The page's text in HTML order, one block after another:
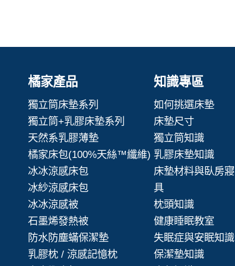
橘家產品
獨立筒床墊系列
獨立筒+乳膠床墊系列
天然系乳膠薄墊
橘家床包(100%天絲™纖維)
冰冰涼感床包
冰紗涼感床包
冰冰涼感被
石墨烯發熱被
防水防塵蟎保潔墊
乳膠枕 / 涼感記憶枕
知識專區
如何挑選床墊
床墊尺寸
獨立筒知識
乳膠床墊知識
床墊材料與臥房寢
具
枕頭知識
健康睡眠教室
失眠症與安眠知識
保潔墊知識